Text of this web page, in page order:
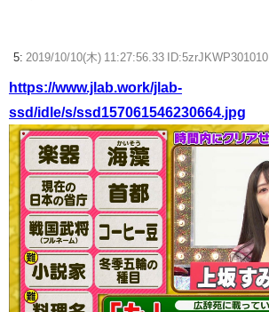
5: 2019/10/10(木) 11:27:56.33 ID:5zrJKWP301010
https://www.jlab.work/jlab-
ssd/idle/s/ssd157061546230664.jpg